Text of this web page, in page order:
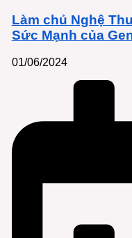
Làm chủ Nghệ
Sức Mạnh của
01/06/2024